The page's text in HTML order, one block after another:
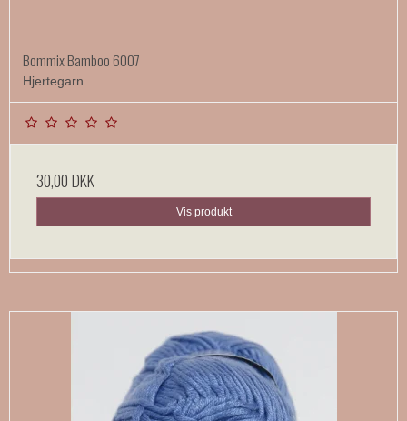
Bommix Bamboo 6007
Hjertegarn
30,00 DKK
Vis produkt